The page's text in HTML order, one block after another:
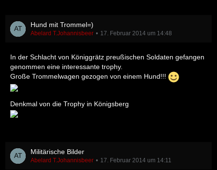
Hund mit Trommel=)
Abelard T.Johannisbeer 17. Februar 2014 um 14:48
In der Schlacht von Königgrätz preußischen Soldaten gefangen
genommen eine interessante trophy.
Große Trommelwagen gezogen von einem Hund!!!
Denkmal von die Trophy in Königsberg
Militärische Bilder
Abelard T.Johannisbeer 17. Februar 2014 um 14:11